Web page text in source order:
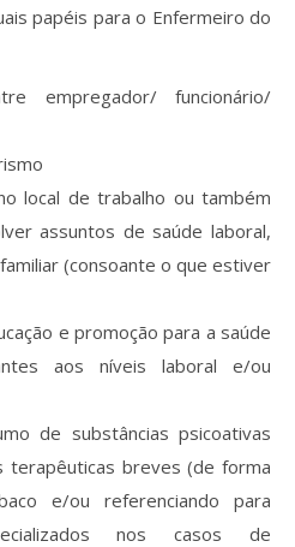
papéis para o Enfermeiro do
empregador/ funcionário/
local de trabalho ou também
assuntos de saúde laboral,
(consoante o que estiver
e promoção para a saúde
aos níveis laboral e/ou
de substâncias psicoativas
terapêuticas breves (de forma
e/ou referenciando para
nos casos de